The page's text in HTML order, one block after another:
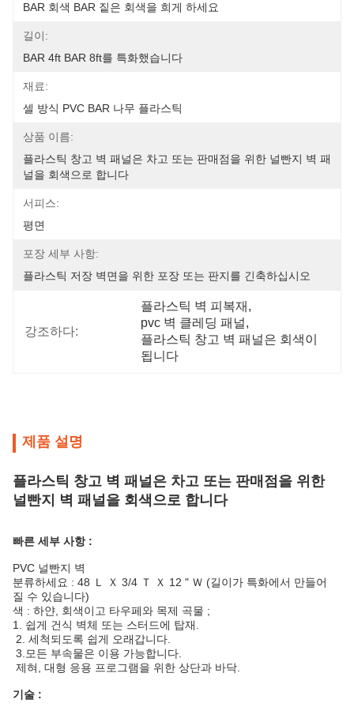
BAR 회색 BAR 짙은 회색을 희게 하세요
길이:
BAR 4ft BAR 8ft를 특화했습니다
재료:
셀 방식 PVC BAR 나무 플라스틱
상품 이름:
플라스틱 창고 벽 패널은 차고 또는 판매점을 위한 널빤지 벽 패
널을 회색으로 합니다
서피스:
평면
포장 세부 사항:
플라스틱 저장 벽면을 위한 포장 또는 판지를 긴축하십시오
강조하다:
플라스틱 벽 피복재 ,
pvc 벽 클레딩 패널,
플라스틱 창고 벽 패널은 회색이
됩니다
제품 설명
플라스틱 창고 벽 패널은 차고 또는 판매점을 위한
널빤지 벽 패널을 회색으로 합니다
빠른 세부 사항 :
PVC 널빤지 벽
분류하세요 : 48 Ｌ Ｘ 3/4 Ｔ Ｘ 12 " Ｗ (길이가 특화에서 만들어
질 수 있습니다)
색 : 하얀, 회색이고 타우페와 목제 곡물 ;
1. 쉽게 건식 벽체 또는 스터드에 탑재.
2. 세척되도록 쉽게 오래갑니다.
3.모든 부속물은 이용 가능합니다.
제혀, 대형 응용 프로그램을 위한 상단과 바닥.
기술 :